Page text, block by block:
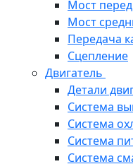
Мост
Мост
Передача
Сцепление
Двигатель
Детали
Система
Система
Система
Система